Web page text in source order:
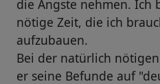
die Ängste nehmen. Ich
nötige Zeit, die ich
aufzubauen.
Bei der natürlich
er seine Befunde auf